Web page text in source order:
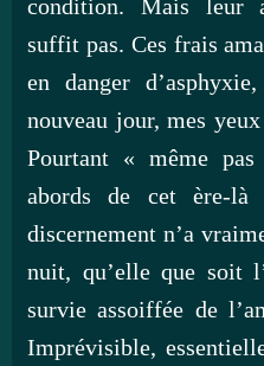
condition. Mais leur
suffit pas. Ces frais
en danger
nouveau jour, mes
Pourtant « même
abords de cet ère-là
discernement n’a
nuit, qu’elle que soit
survie assoiffée de
Imprévisible,